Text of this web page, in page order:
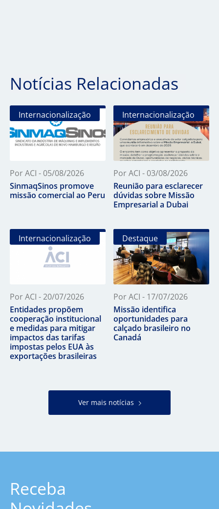
Notícias Relacionadas
Internacionalização
Por ACI - 05/08/2026
SinmaqSinos promove
missão comercial ao Peru
Internacionalização
Por ACI - 03/08/2026
Reunião para esclarecer
dúvidas sobre Missão
Empresarial a Dubai
Internacionalização
Por ACI - 20/07/2026
Entidades propõem
cooperação institucional
e medidas para mitigar
impactos das tarifas
impostas pelos EUA às
exportações brasileiras
Destaque
Por ACI - 17/07/2026
Missão identifica
oportunidades para
calçado brasileiro no
Canadá
Ver mais notícias
Receba